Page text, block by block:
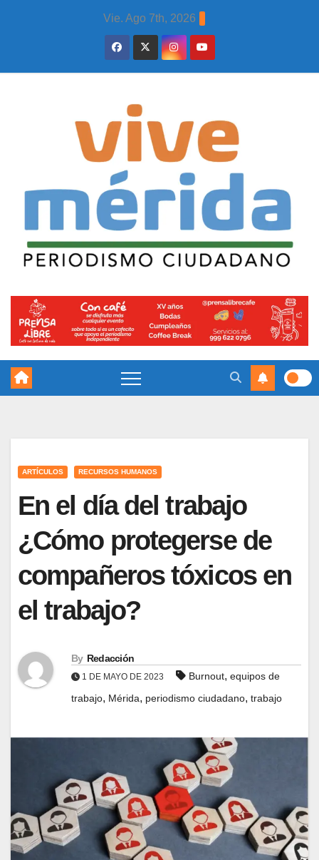
Vie. Ago 7th, 2026
ARTÍCULOS RECURSOS HUMANOS
En el día del trabajo
¿Cómo protegerse de
compañeros tóxicos en
el trabajo?
By Redacción
1 DE MAYO DE 2023 Burnout, equipos de
trabajo, Mérida, periodismo ciudadano, trabajo